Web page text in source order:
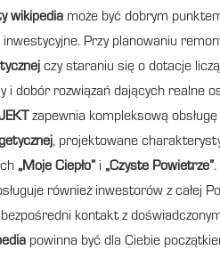
wikipedia może być dobrym
Przy planowaniu
czy staraniu się o dotacje
i dobór rozwiązań dających realne
zapewnia kompleksową
, projektowane
„Moje Ciepło” i „Czyste Powietrze”
również inwestorów z całej
kontakt z
powinna być dla Ciebie